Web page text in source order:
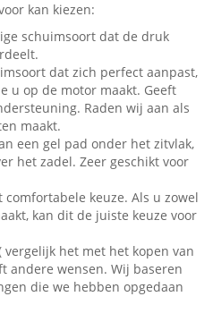
kan kiezen:
schuimsoort dat de druk
dat zich perfect aanpast,
u op de motor maakt. Geeft
Raden wij aan als
maakt.
een gel pad onder het zitvlak,
het zadel. Zeer geschikt voor
comfortabele keuze. Als u zowel
kan dit de juiste keuze voor
het met het kopen van
andere wensen. Wij baseren
die we hebben opgedaan